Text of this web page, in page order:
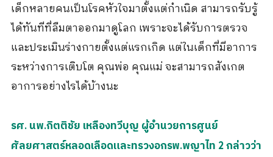
เด็กหลายคนเป็นโรคหัวใจมาตั้งแต่กำเนิด สามารถรับรู้
ได้ทันทีที่ลืมตาออกมาดูโลก เพราะจะได้รับการตรวจ
และประเมินร่างกายตั้งแต่แรกเกิด แต่ในเด็กที่มีอาการ
ระหว่างการเติบโต คุณพ่อ คุณแม่ จะสามารถสังเกต
อาการอย่างไรได้บ้างนะ
รศ. นพ.กิตติชัย เหลืองทวีบุญ ผู้อำนวยการศูนย์
ศัลยศาสตร์หลอดเลือดและทรวงอกรพ.พญาไท 2 กล่าวว่า